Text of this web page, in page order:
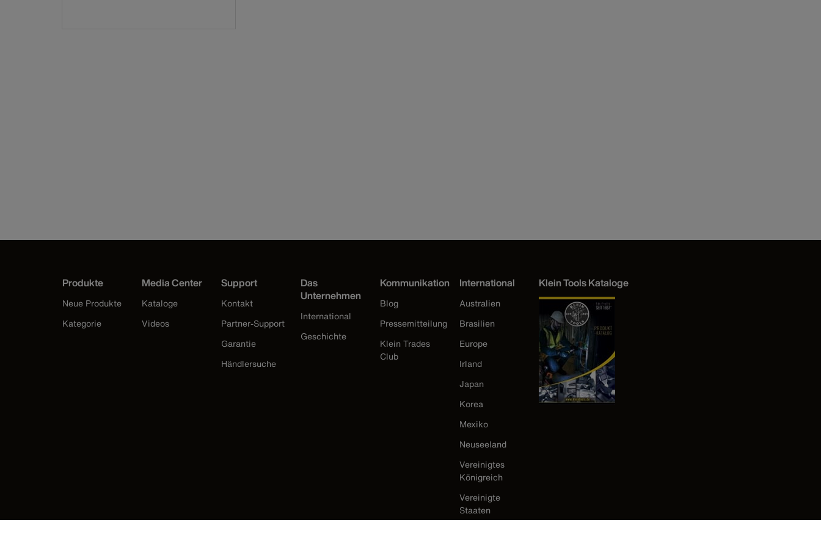
Produkte
Neue Produkte
Kategorie
Media Center
Kataloge
Videos
Support
Kontakt
Partner-Support
Garantie
Händlersuche
Das
Unternehmen
International
Geschichte
Kommunikation
Blog
Pressemitteilung
Klein Trades
Club
International
Australien
Brasilien
Europe
Irland
Japan
Korea
Mexiko
Neuseeland
Vereinigtes
Königreich
Vereinigte
Staaten
Klein Tools Kataloge